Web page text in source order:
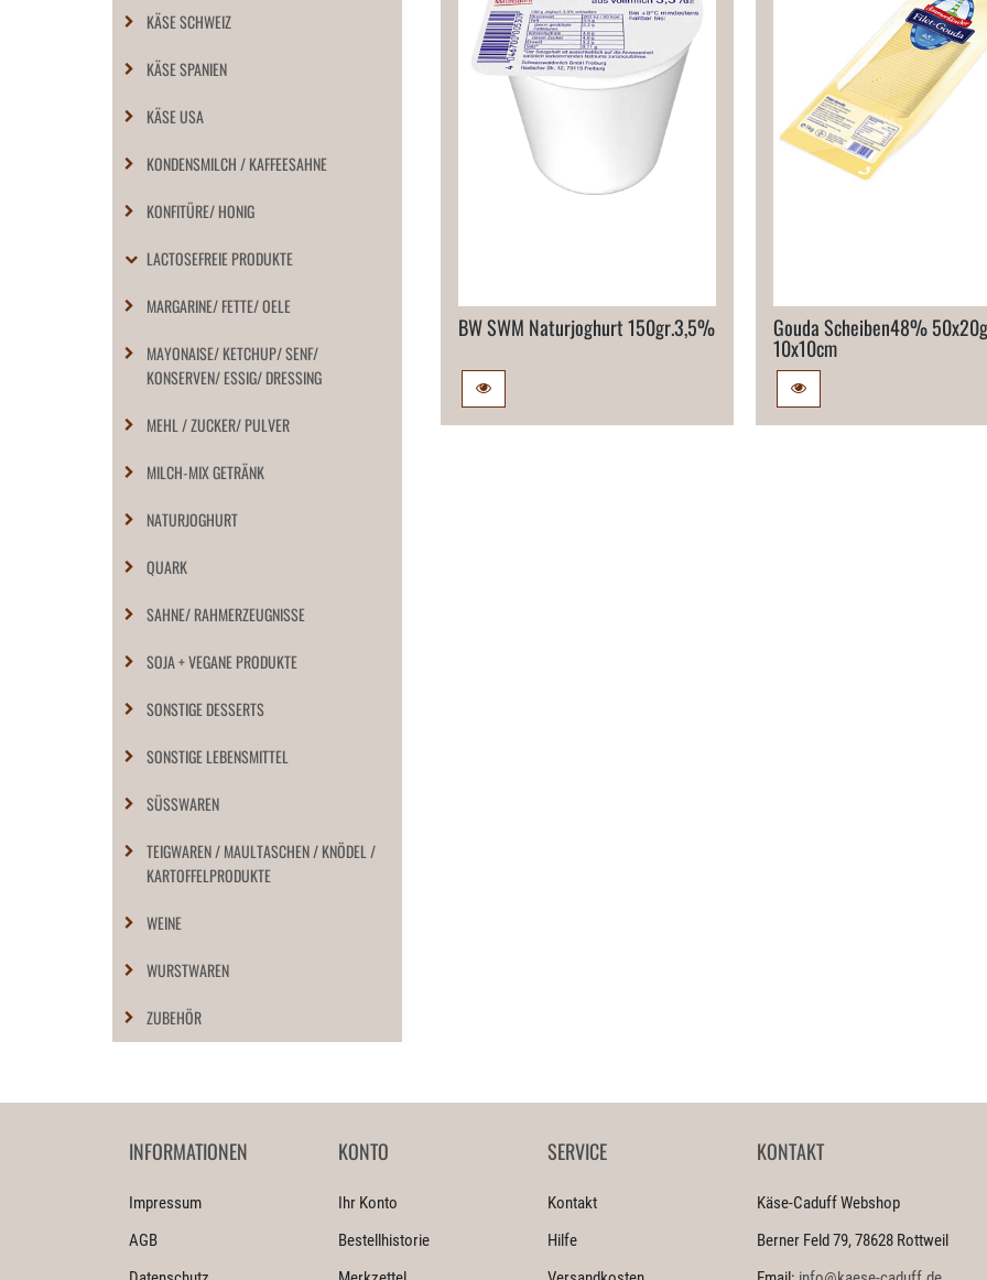
BW SWM Naturjoghurt 150gr.​3,5% Gouda Scheiben48%
10x10cm
KÄSE SCHWEIZ
KÄSE SPANIEN
KÄSE USA
KONDENSMILCH / KAFFEESAHNE
KONFITÜRE/ HONIG
LACTOSEFREIE PRODUKTE
MARGARINE/ FETTE/ OELE
MAYONAISE/ KETCHUP/ SENF/
KONSERVEN/ ESSIG/ DRESSING
MEHL / ZUCKER/ PULVER
MILCH-MIX GETRÄNK
NATURJOGHURT
QUARK
SAHNE/ RAHMERZEUGNISSE
SOJA + VEGANE PRODUKTE
SONSTIGE DESSERTS
SONSTIGE LEBENSMITTEL
SÜSSWAREN
TEIGWAREN / MAULTASCHEN / KNÖDEL /
KARTOFFELPRODUKTE
WEINE
WURSTWAREN
ZUBEHÖR
INFORMATIONEN
Impressum
AGB
KONTO
Ihr Konto
Bestellhistorie
SERVICE
Kontakt
Hilfe
KONTAKT
Käse-Caduff Webshop
Berner Feld 79, 78628 Rottweil